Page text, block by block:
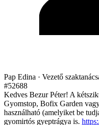
Pap Edina · Vezető
#52688
Kedves Bezur Péter! A
Gyomstop, Bofix Garden
használható (amelyiket be
gyomirtós gyeptrágya is.